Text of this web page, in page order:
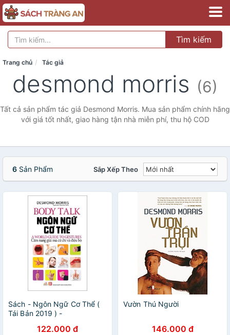
Tìm kiếm
Trang chủ Tác giả
desmond morris (6)
Tất cả sản phẩm tác giả Desmond Morris. Mua sản phẩm chính hãng
với giá tốt nhất, giao hàng tận nhà miễn phí, thu hộ COD
6 Sản Phẩm Sắp Xếp Theo
Sách - Ngôn Ngữ Cơ Thể (
Tái Bản 2019 ) -
122.000 đ
Vườn Thú Người
146.000 đ